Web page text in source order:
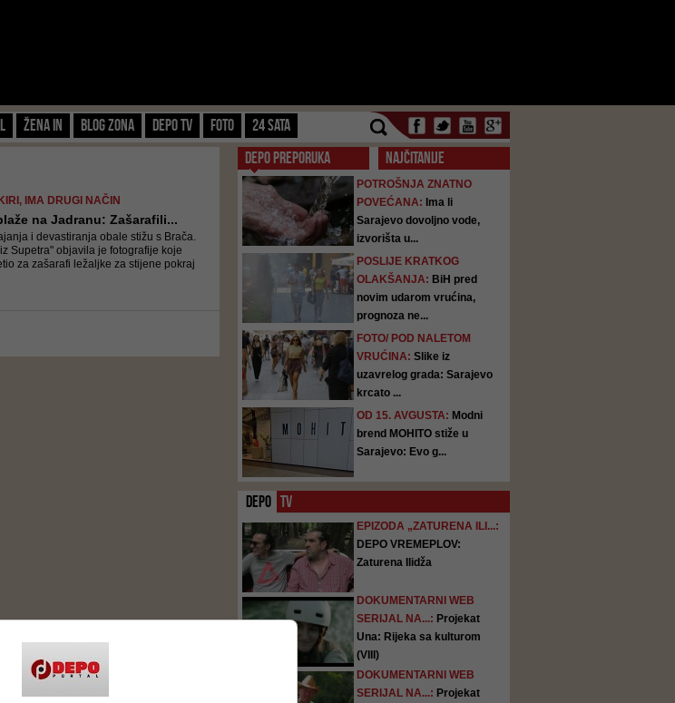
Žena IN Blog zona Depo TV FOTO 24 SATA
IMA DRUGI NAČIN
na Jadranu: Zašarafili...
i devastiranja obale stižu s Brača.
Supetra" objavila je fotografije koje
za zašarafi ležaljke za stijene pokraj
DEPO PREPORUKA NAJČITANIJE
POTROŠNJA ZNATNO
POVEĆANA: Ima li
Sarajevo dovoljno vode,
izvorišta u...
POSLIJE KRATKOG
OLAKŠANJA: BiH pred
novim udarom vrućina,
prognoza ne...
FOTO/ POD NALETOM
VRUĆINA: Slike iz
uzavrelog grada: Sarajevo
krcato ...
OD 15. AVGUSTA: Modni
brend MOHITO stiže u
Sarajevo: Evo g...
DEPO TV
EPIZODA „ZATURENA ILI...:
DEPO VREMEPLOV:
Zaturena Ilidža
DOKUMENTARNI WEB
SERIJAL NA...: Projekat
Una: Rijeka sa kulturom
(VIII)
DOKUMENTARNI WEB
SERIJAL NA...: Projekat